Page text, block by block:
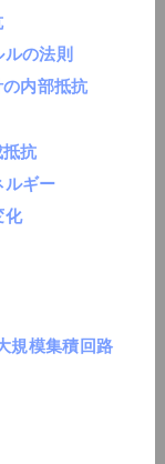
の法則
内部抵抗
抗
ギー
化
規模集積回路